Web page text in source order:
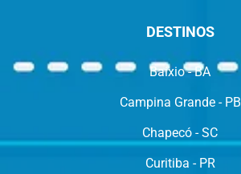
DESTINOS
Baixio - BA
Campina Grande - PB
Chapecó - SC
Curitiba - PR